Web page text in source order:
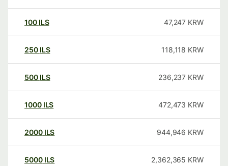
100 ILS 47,247 KRW
250 ILS 118,118 KRW
500 ILS 236,237 KRW
1000 ILS 472,473 KRW
2000 ILS 944,946 KRW
5000 ILS 2,362,365 KRW